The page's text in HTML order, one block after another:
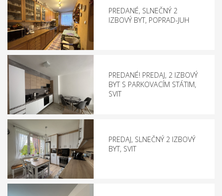
PREDANÉ, SLNEČNÝ 2
IZBOVÝ BYT, POPRAD-JUH
PREDANÉ! PREDAJ, 2 IZBOVÝ
BYT S PARKOVACÍM STÁTIM,
SVIT
PREDAJ, SLNEČNÝ 2 IZBOVÝ
BYT, SVIT